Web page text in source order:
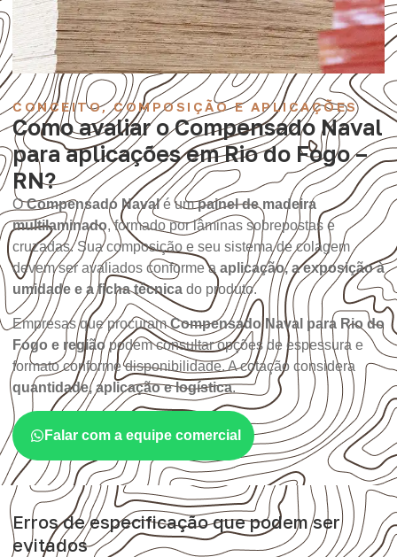
CONCEITO, COMPOSIÇÃO E APLICAÇÕES
Como avaliar o Compensado Naval
para aplicações em Rio do Fogo –
RN?
OCompensado Navalé umpainel de madeira
multilaminado, formado por lâminas sobrepostas e
cruzadas. Sua composição e seu sistema de colagem
devem ser avaliados conforme a aplicação, a exposição à
umidade e a ficha técnica do produto.
Empresas que procuramCompensado Naval para Rio do
Fogo e regiãopodem consultar opções de espessura e
formato conforme disponibilidade. A cotação considera
quantidade, aplicação e logística.
Falar com a equipe comercial
Erros de especificação que podem ser
evitados